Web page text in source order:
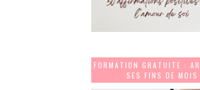
FORMATION GRATUITE :
SES FINS DE MOIS